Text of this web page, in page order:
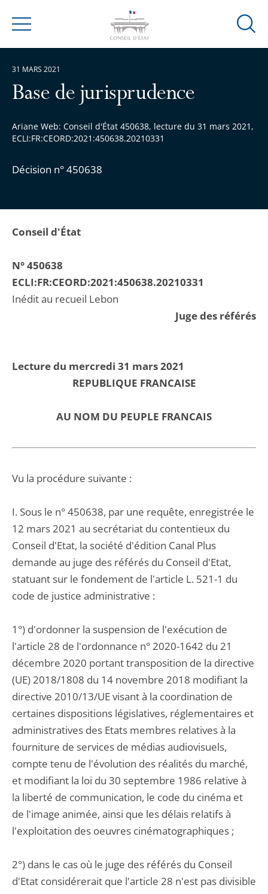
Menu
Ouvrir
Base de jurisprudence
Ariane Web: Conseil d'État 450638, lecture du 31 mars 2021,
ECLI:FR:CEORD:2021:450638.20210331
Décision n° 450638
31 MARS 2021
Conseil d'État
N° 450638
ECLI:FR:CEORD:2021:450638.20210331
Inédit au recueil Lebon
Juge des référés
Lecture du mercredi 31 mars 2021
REPUBLIQUE FRANCAISE
AU NOM DU PEUPLE FRANCAIS
Vu la procédure suivante :
I. Sous le n° 450638, par une requête, enregistrée le
12 mars 2021 au secrétariat du contentieux du
Conseil d'Etat, la société d'édition Canal Plus
demande au juge des référés du Conseil d'Etat,
statuant sur le fondement de l'article L. 521-1 du
code de justice administrative :
1°) d'ordonner la suspension de l'exécution de
l'article 28 de l'ordonnance n° 2020-1642 du 21
décembre 2020 portant transposition de la directive
(UE) 2018/1808 du 14 novembre 2018 modifiant la
directive 2010/13/UE visant à la coordination de
certaines dispositions législatives, réglementaires et
administratives des Etats membres relatives à la
fourniture de services de médias audiovisuels,
compte tenu de l'évolution des réalités du marché,
et modifiant la loi du 30 septembre 1986 relative à
la liberté de communication, le code du cinéma et
de l'image animée, ainsi que les délais relatifs à
l'exploitation des oeuvres cinématographiques ;
2°) dans le cas où le juge des référés du Conseil
d'Etat considérerait que l'article 28 n'est pas divisible